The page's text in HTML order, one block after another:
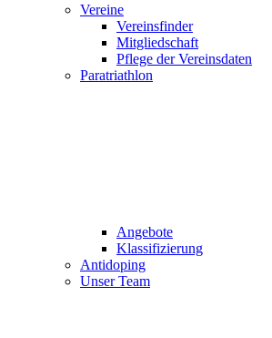
Vereine
Vereinsfinder
Mitgliedschaft
Pflege der Vereinsdaten
Paratriathlon
Angebote
Klassifizierung
Antidoping
Unser Team